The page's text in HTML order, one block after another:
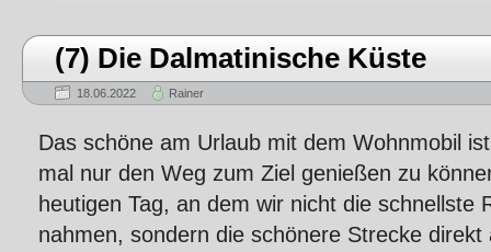
(7) Die Dalmatinische Küste
18.06.2022 Rainer
Das schöne am Urlaub mit dem Wohnmobil
mal nur den Weg zum Ziel genießen zu
heutigen Tag, an dem wir nicht die schnellste
nahmen, sondern die schönere Strecke